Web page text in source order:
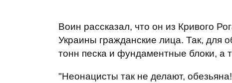
Воин рассказал, что он из Кривого
Украины гражданские лица. Так, для
тонн песка и фундаментные блоки, а
"Неонацисты так не делают,